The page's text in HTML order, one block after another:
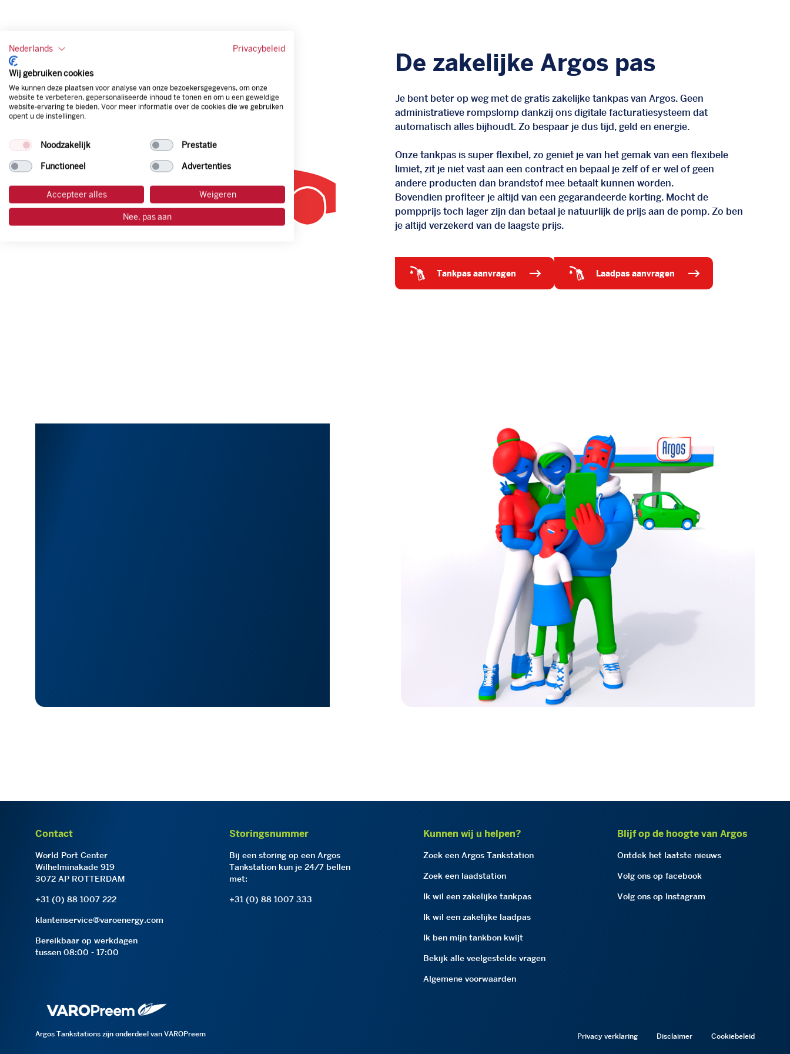
De zakelijke Argos pas
Je bent beter op weg met de gratis zakelijke tankpas van Argos. Geen
administratieve rompslomp dankzij ons digitale facturatiesysteem dat
automatisch alles bijhoudt. Zo bespaar je dus tijd, geld en energie.
Onze tankpas is super flexibel, zo geniet je van het gemak van een flexibele
limiet, zit je niet vast aan een contract en bepaal je zelf of er wel of geen
andere producten dan brandstof mee betaalt kunnen worden.
Bovendien profiteer je altijd van een gegarandeerde korting. Mocht de
pompprijs toch lager zijn dan betaal je natuurlijk de prijs aan de pomp. Zo ben
je altijd verzekerd van de laagste prijs.
tankpas aanvragen laadpas aanvragen
Contact
World Port Center
Wilhelminakade 919
3072 AP ROTTERDAM
+31 (0) 88 1007 222
klantenservice@varoenergy.com
Bereikbaar op werkdagen
tussen 08:00 - 17:00
Storingsnummer
Bij een storing op een Argos
Tankstation kun je 24/7 bellen
met:
+31 (0) 88 1007 333
Kunnen wij u helpen?
Zoek een Argos Tankstation
Zoek een laadstation
Ik wil een zakelijke tankpas
Ik wil een zakelijke laadpas
Ik ben mijn tankbon kwijt
Bekijk alle veelgestelde vragen
Algemene voorwaarden
Blijf op de hoogte van Argos
Ontdek het laatste nieuws
Volg ons op facebook
Volg ons op Instagram
Argos Tankstations zijn onderdeel van VAROPreem Privacy verklaring Disclaimer Cookiebeleid
Nederlands Privacybeleid
Wij gebruiken cookies
We kunnen deze plaatsen voor analyse van onze bezoekersgegevens, om onze
website te verbeteren, gepersonaliseerde inhoud te tonen en om u een geweldige
website-ervaring te bieden. Voor meer informatie over de cookies die we gebruiken
opent u de instellingen.
Noodzakelijk Prestatie
Functioneel Advertenties
Accepteer alles Weigeren
Nee, pas aan